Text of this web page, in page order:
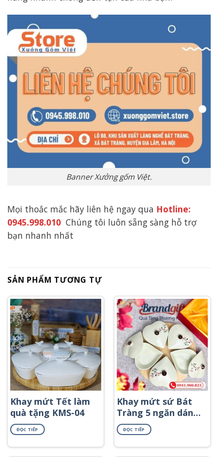
Banner Xưởng gốm Việt.
Mọi thoắc mắc hãy liên hệ ngay qua Hotline:
0945.998.010 Chúng tôi luôn sẵng sàng hỗ trợ
bạn nhanh nhất
SẢN PHẨM TƯƠNG TỰ
Khay mứt Tết làm
quà tặng KMS-04
ĐỌC TIẾP
Khay mứt sứ Bát
Tràng 5 ngăn dáng
trái tim khay gỗ
họa tiết hoa đào
hồng KMS-65
ĐỌC TIẾP